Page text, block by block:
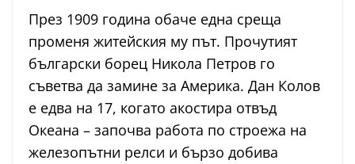
През 1909 година обаче една среща
променя житейския му път. Прочутият
български борец Никола Петров го
съветва да замине за Америка. Дан Колов
е едва на 17, когато акостира отвъд
Океана – започва работа по строежа на
железопътни релси и бързо добива